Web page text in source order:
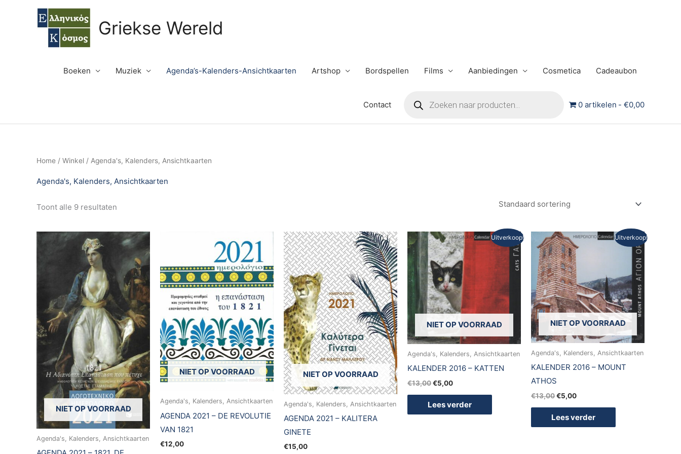
Griekse Wereld
Boeken Muziek Agenda’s-Kalenders-Ansichtkaarten Artshop Bordspellen Films Aanbiedingen Cosmetica Cadeaubon
Contact 0 artikelen €0,00
Home / Winkel / Agenda's, Kalenders, Ansichtkaarten
Agenda's, Kalenders, Ansichtkaarten
Toont alle 9 resultaten
NIET OP VOORRAAD
Agenda's, Kalenders, Ansichtkaarten
NIET OP VOORRAAD
Agenda's, Kalenders, Ansichtkaarten
AGENDA 2021 – DE REVOLUTIE
VAN 1821
€12,00
NIET OP VOORRAAD
Agenda's, Kalenders, Ansichtkaarten
AGENDA 2021 – KALITERA
GINETE
€15,00
Uitverkoop!
NIET OP VOORRAAD
Agenda's, Kalenders, Ansichtkaarten
KALENDER 2016 – KATTEN
€13,00
Oorspronkelijke
prijs
was:
€13,00.
€5,00
Huidige
prijs
is:
€5,00.
Lees verder
Uitverkoop!
NIET OP VOORRAAD
Agenda's, Kalenders, Ansichtkaarten
KALENDER 2016 – MOUNT
ATHOS
€13,00
Oorspronkelijke
prijs
was:
€13,00.
€5,00
Huidige
prijs
Lees verder